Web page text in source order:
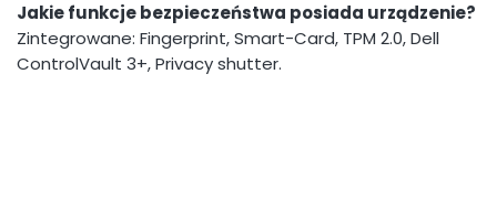
Jakie funkcje bezpieczeństwa posiada urządzenie?
Zintegrowane: Fingerprint, Smart-Card, TPM 2.0, Dell
ControlVault 3+, Privacy shutter.